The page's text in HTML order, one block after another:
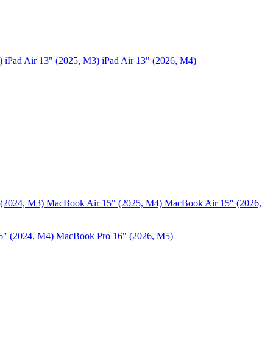
iPad Air 13" (2025, M3) iPad Air 13" (2026, M4)
M3) MacBook Air 15" (2025, M4) MacBook Air 15″ (2026,
(2024, M4) MacBook Pro 16" (2026, M5)